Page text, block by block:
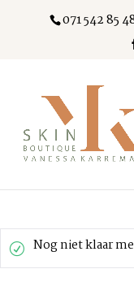
071 542 85
Nog niet klaar